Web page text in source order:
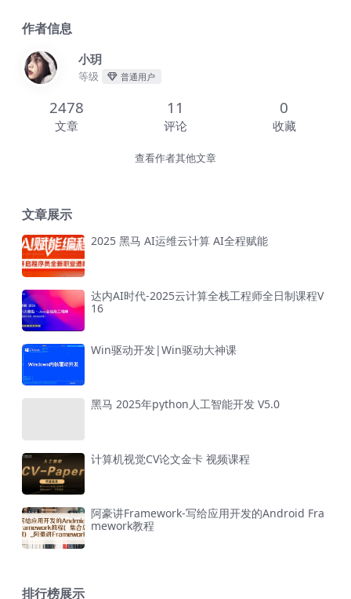
作者信息
小玥
等级 普通用户
2478
文章
11
评论
0
收藏
查看作者其他文章
文章展示
2025 黑马 AI运维云计算 AI全程赋能
达内AI时代-2025云计算全栈工程师全日制课程V
16
Win驱动开发|Win驱动大神课
黑马 2025年python人工智能开发 V5.0
计算机视觉CV论文金卡 视频课程
阿豪讲Framework-写给应用开发的Android Fra
mework教程
排行榜展示